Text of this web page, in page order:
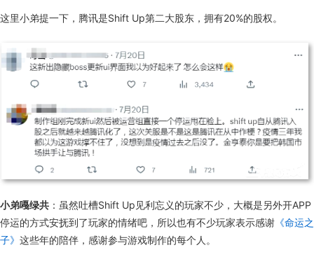
这里小弟提一下，腾讯是Shift Up第二大股东，拥有20%的股权。
小弟嘠绿共 ：虽然吐槽Shift Up见利忘义的玩家不少，大概是另外开APP
停运的方式安抚到了玩家的情绪吧，所以也有不少玩家表示感谢 《命运之
子》 这些年的陪伴，感谢参与游戏制作的每个人。